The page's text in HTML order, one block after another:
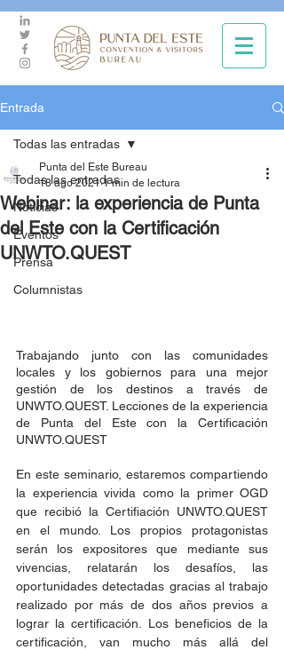
Entrada
Todas las entradas
Noticias
Eventos
Prensa
Columnistas
Todas las entradas
Webinar: la experiencia de Punta
del Este con la Certificación
UNWTO.QUEST
Punta del Este Bureau
18 ago 2021 1 min de lectura
Trabajando junto con las comunidades
locales y los gobiernos para una mejor
gestión de los destinos a través de
UNWTO.QUEST. Lecciones de la experiencia
de Punta del Este con la Certificación
UNWTO.QUEST
En este seminario, estaremos compartiendo
la experiencia vivida como la primer OGD
que recibió la Certifiación UNWTO.QUEST
en el mundo. Los propios protagonistas
serán los expositores que mediante sus
vivencias, relatarán los desafíos, las
oportunidades detectadas gracias al trabajo
realizado por más de dos años previos a
lograr la certificación. Los beneficios de la
certificación, van mucho más allá del